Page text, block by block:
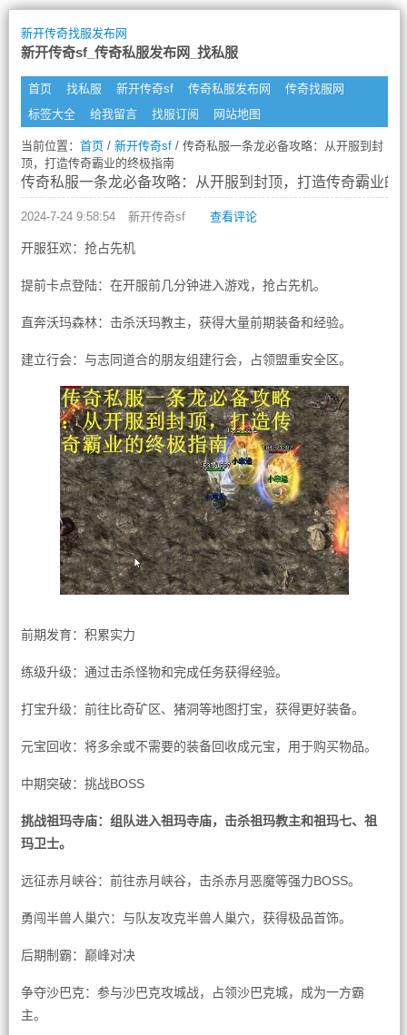
新开传奇找服发布网
新开传奇sf_传奇私服发布网_找私服
首页 找私服 新开传奇sf 传奇私服发布网
传奇找服网
标签大全
给我留言 找服订阅 网站地图
当前位置： 首页/ 新开传奇sf/ 传奇私服一条龙必备攻略：从开服到封
顶，打造传奇霸业的终极指南
传奇私服一条龙必备攻略：从开服到封顶，打造传奇霸业的
2024-7-24 9:58:54 新开传奇sf 查看评论
开服狂欢：抢占先机
提前卡点登陆：在开服前几分钟进入游戏，抢占先机。
直奔沃玛森林：击杀沃玛教主，获得大量前期装备和经验。
建立行会：与志同道合的朋友组建行会，占领盟重安全区。
前期发育：积累实力
练级升级：通过击杀怪物和完成任务获得经验。
打宝升级：前往比奇矿区、猪洞等地图打宝，获得更好装备。
元宝回收：将多余或不需要的装备回收成元宝，用于购买物品。
中期突破：挑战BOSS
挑战祖玛寺庙：组队进入祖玛寺庙，击杀祖玛教主和祖玛七、祖
玛卫士。
远征赤月峡谷：前往赤月峡谷，击杀赤月恶魔等强力BOSS。
勇闯半兽人巢穴：与队友攻克半兽人巢穴，获得极品首饰。
后期制霸：巅峰对决
争夺沙巴克：参与沙巴克攻城战，占领沙巴克城，成为一方霸
主。